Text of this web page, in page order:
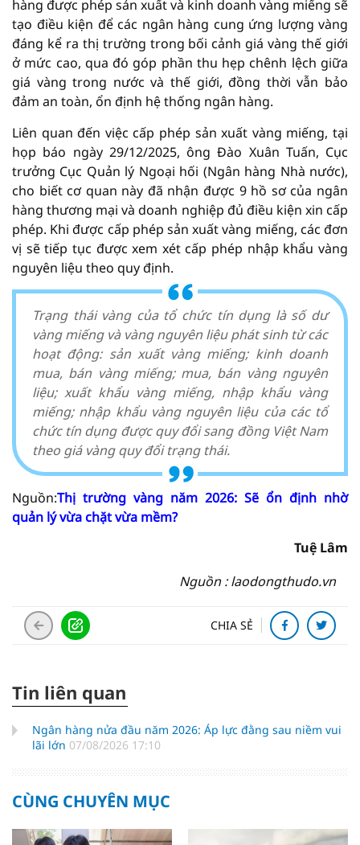
hàng được phép sản xuất và kinh doanh vàng miếng sẽ
tạo điều kiện để các ngân hàng cung ứng lượng vàng
đáng kể ra thị trường trong bối cảnh giá vàng thế giới
ở mức cao, qua đó góp phần thu hẹp chênh lệch giữa
giá vàng trong nước và thế giới, đồng thời vẫn bảo
đảm an toàn, ổn định hệ thống ngân hàng.
Liên quan đến việc cấp phép sản xuất vàng miếng, tại
họp báo ngày 29/12/2025, ông Đào Xuân Tuấn, Cục
trưởng Cục Quản lý Ngoại hối (Ngân hàng Nhà nước),
cho biết cơ quan này đã nhận được 9 hồ sơ của ngân
hàng thương mại và doanh nghiệp đủ điều kiện xin cấp
phép. Khi được cấp phép sản xuất vàng miếng, các đơn
vị sẽ tiếp tục được xem xét cấp phép nhập khẩu vàng
nguyên liệu theo quy định.
Trạng thái vàng của tổ chức tín dụng là số dư
vàng miếng và vàng nguyên liệu phát sinh từ các
hoạt động: sản xuất vàng miếng; kinh doanh
mua, bán vàng miếng; mua, bán vàng nguyên
liệu; xuất khẩu vàng miếng, nhập khẩu vàng
miếng; nhập khẩu vàng nguyên liệu của các tổ
chức tín dụng được quy đổi sang đồng Việt Nam
theo giá vàng quy đổi trạng thái.
Nguồn:Thị trường vàng năm 2026: Sẽ ổn định nhờ
quản lý vừa chặt vừa mềm?
Tuệ Lâm
Nguồn : laodongthudo.vn
CHIA SẺ
Tin liên quan
Ngân hàng nửa đầu năm 2026: Áp lực đằng sau niềm vui
lãi lớn 07/08/2026 17:10
CÙNG CHUYÊN MỤC